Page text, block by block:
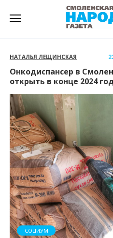
НАТАЛЬЯ ЛЕЩИНСКАЯ
Онкодиспансер в
открыть в конце 2024
СОЦИУМ